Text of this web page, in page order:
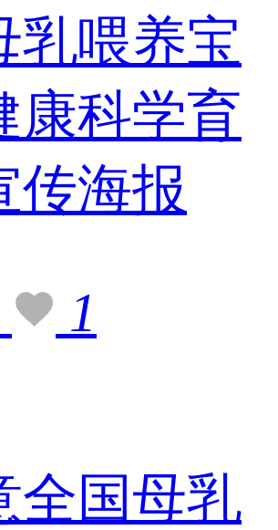
乳喂养宝
康科学育
传海报
1
全国母乳